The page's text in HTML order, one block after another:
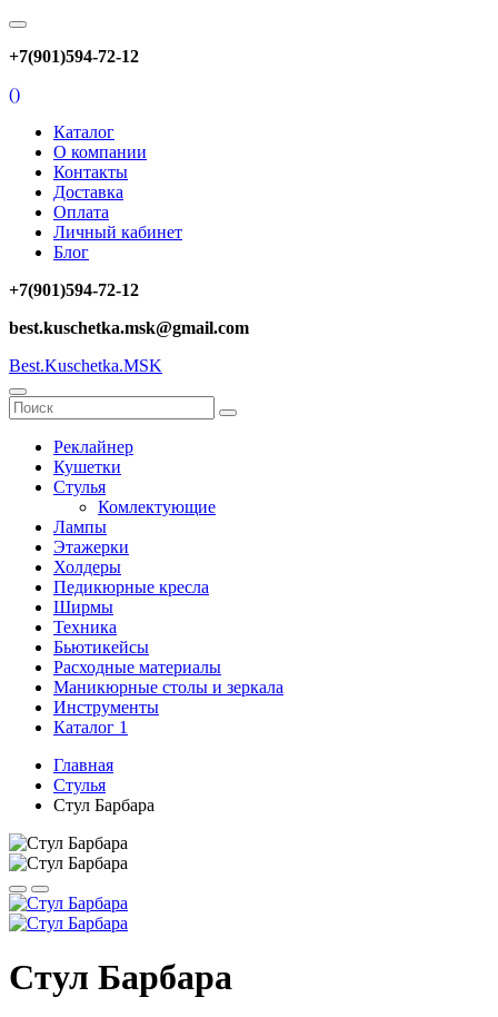
+7(901)594-72-12
()
Каталог
О компании
Контакты
Доставка
Оплата
Личный кабинет
Блог
+7(901)594-72-12
best.kuschetka.msk@gmail.com
Best.Kuschetka.MSK
Реклайнер
Кушетки
Стулья
Комлектующие
Лампы
Этажерки
Холдеры
Педикюрные кресла
Ширмы
Техника
Бьютикейсы
Расходные материалы
Маникюрные столы и зеркала
Инструменты
Каталог 1
Главная
Стулья
Стул Барбара
Стул Барбара